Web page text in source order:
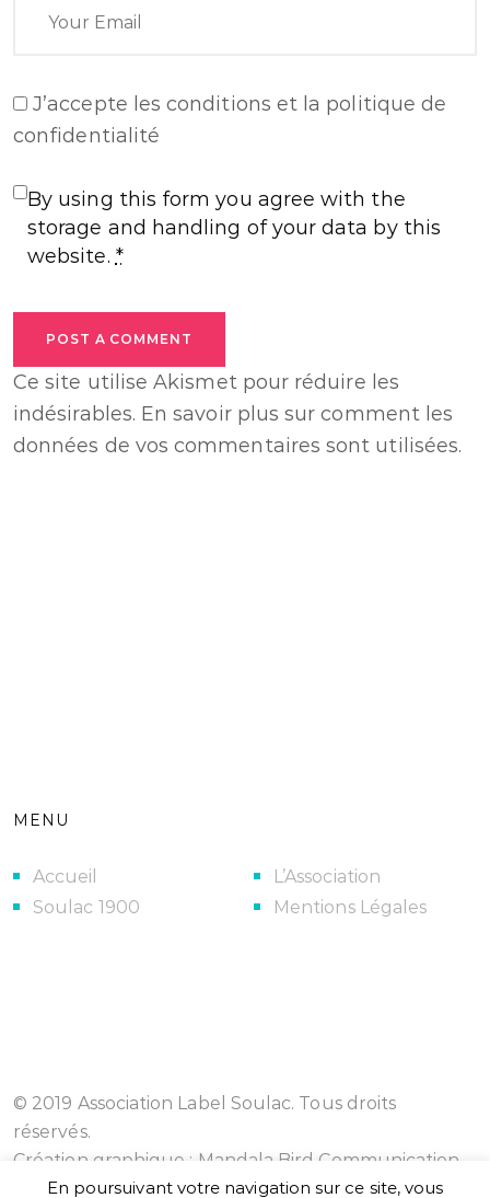
J’accepte les conditions et la politique de
confidentialité
By using this form you agree with the
storage and handling of your data by this
website. *
POST A COMMENT
Ce site utilise Akismet pour réduire les
indésirables. En savoir plus sur comment les
données de vos commentaires sont utilisées.
MENU
Accueil
Soulac 1900
L’Association
Mentions Légales
© 2019 Association Label Soulac. Tous droits
réservés.
Création graphique : Mandala Bird Communication
En poursuivant votre navigation sur ce site, vous